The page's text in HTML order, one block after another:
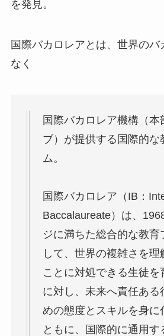
を発見。
国際バカロレアとは、世界のバ
なく
国際バカロレア機構（本
ブ）が提供する国際的な
ム。
国際バカロレア（IB：
Baccalaureate）は、
ジに満ちた総合的な教育
して、世界の複雑さを理
ことに対処できる生徒を
に対し、未来へ責任ある
めの態度とスキルを身に
ともに、国際的に通用す